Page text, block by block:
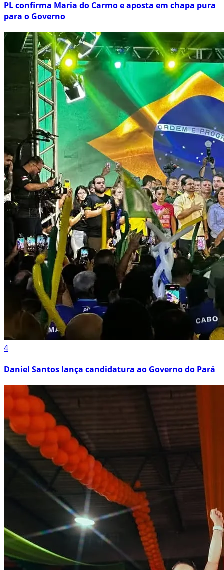
PL confirma Maria do Carmo e aposta em chapa pura
para o Governo
4
Daniel Santos lança candidatura ao Governo do Pará